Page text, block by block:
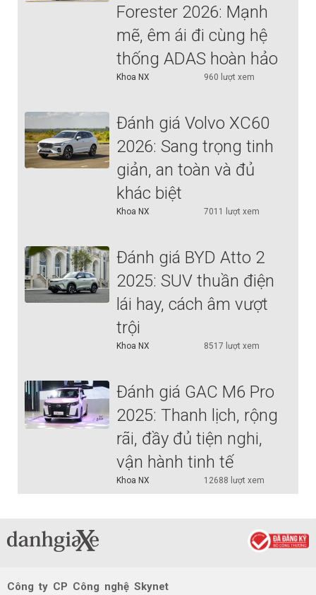
Forester 2026: Mạnh
mẽ, êm ái đi cùng hệ
thống ADAS hoàn hảo
Khoa NX 960 lượt xem
Đánh giá Volvo XC60
2026: Sang trọng tinh
giản, an toàn và đủ
khác biệt
Khoa NX 7011 lượt xem
Đánh giá BYD Atto 2
2025: SUV thuần điện
lái hay, cách âm vượt
trội
Khoa NX 8517 lượt xem
Đánh giá GAC M6 Pro
2025: Thanh lịch, rộng
rãi, đầy đủ tiện nghi,
vận hành tinh tế
Khoa NX 12688 lượt xem
Công ty CP Công nghệ Skynet